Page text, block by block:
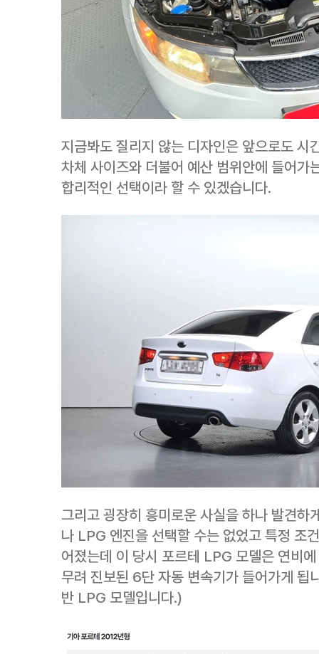
지금봐도 질리지 않는 디자인은 앞으로도 시
차체 사이즈와 더불어 예산 범위안에 들어가
합리적인 선택이라 할 수 있겠습니다.
그리고 굉장히 흥미로운 사실을 하나 발견하
나 LPG 엔진을 선택할 수는 없었고 특정 조
어졌는데 이 당시 포르테 LPG 모델은 연비
무려 진보된 6단 자동 변속기가 들어가게
반 LPG 모델입니다.)